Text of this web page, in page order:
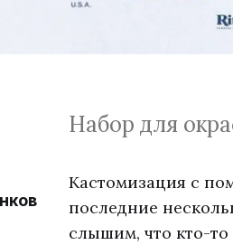
Набор для
Кастомизация с
последние
слышим, что кто-